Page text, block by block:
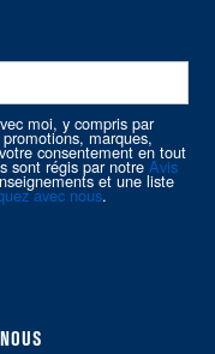
moi, y compris par
marques,
consentement en tout
sont régis par notre Avis
et une liste
avec nous.